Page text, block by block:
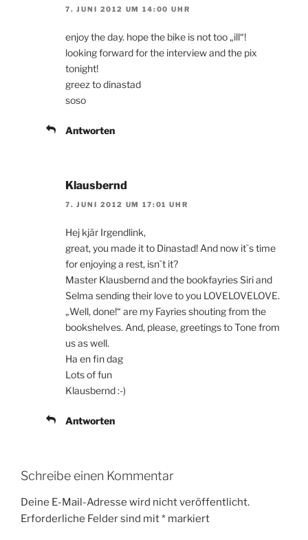
7. JUNI 2012 UM 14:00 UHR
enjoy the day. hope the bike is not too „ill“!
looking forward for the interview and the pix
tonight!
greez to dinastad
soso
Antworten
Klausbernd
7. JUNI 2012 UM 17:01 UHR
Hej kjär Irgendlink,
great, you made it to Dinastad! And now it`s time
for enjoying a rest, isn`t it?
Master Klausbernd and the bookfayries Siri and
Selma sending their love to you LOVELOVELOVE.
„Well, done!“ are my Fayries shouting from the
bookshelves. And, please, greetings to Tone from
us as well.
Ha en fin dag
Lots of fun
Klausbernd :-)
Antworten
Schreibe einen Kommentar
Deine E-Mail-Adresse wird nicht veröffentlicht.
Erforderliche Felder sind mit* markiert